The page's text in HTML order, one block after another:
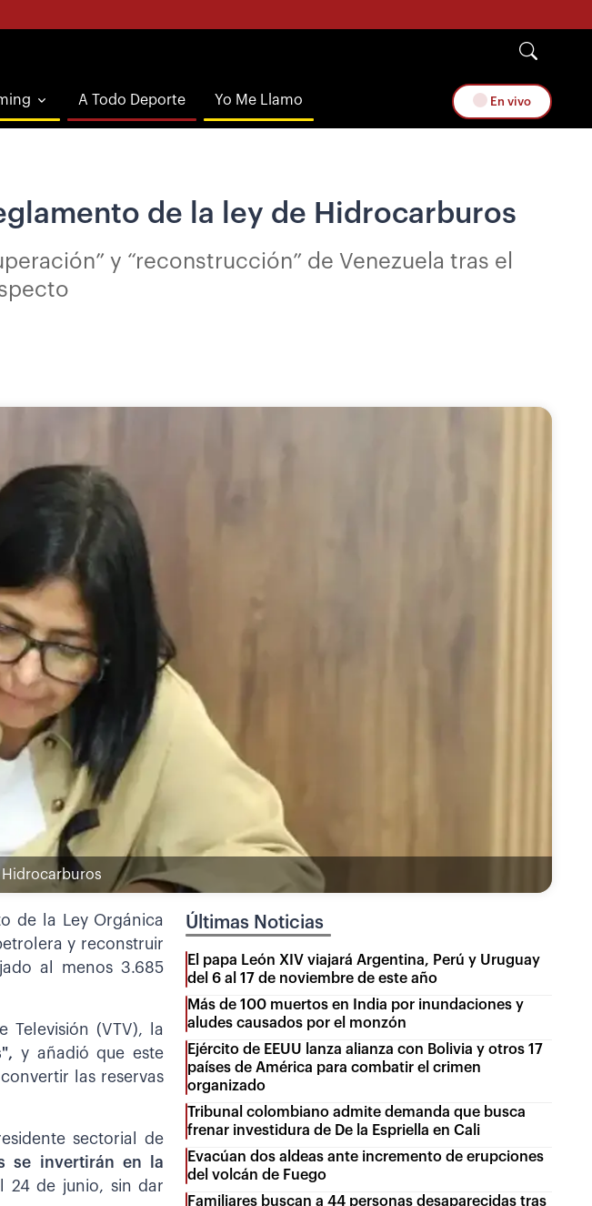
A Todo Deporte Yo Me Llamo En vivo
de la ley de Hidrocarburos
y “reconstrucción” de Venezuela tras el
Hidrocarburos
de la Ley Orgánica
y reconstruir
al menos 3.685
Televisión (VTV), la
y añadió que este
las reservas
sectorial de
se invertirán en la
24 de junio, sin dar
Últimas Noticias
El papa León XIV viajará Argentina, Perú y Uruguay
del 6 al 17 de noviembre de este año
Más de 100 muertos en India por inundaciones y
aludes causados por el monzón
Ejército de EEUU lanza alianza con Bolivia y otros 17
países de América para combatir el crimen
organizado
Tribunal colombiano admite demanda que busca
frenar investidura de De la Espriella en Cali
Evacúan dos aldeas ante incremento de erupciones
del volcán de Fuego
Familiares buscan a 44 personas desaparecidas tras